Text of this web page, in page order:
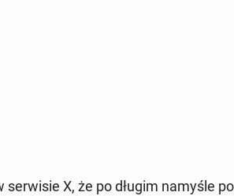
ser­wi­sie X, że po długim namyśle